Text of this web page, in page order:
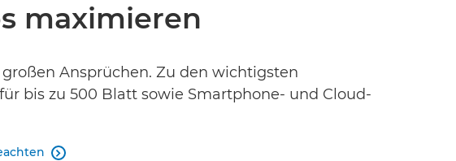
maximieren
Ansprüchen. Zu den wichtigsten
bis zu 500 Blatt sowie Smartphone- und Cloud-
